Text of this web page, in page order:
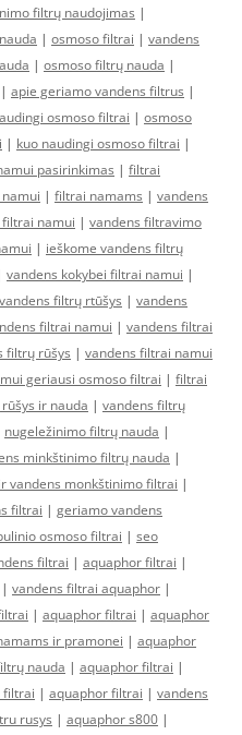
filtrų naudojimas |
| osmoso filtrai | vandens
| osmoso filtrų nauda |
| apie geriamo vandens filtrus |
osmoso filtrai | osmoso
| kuo naudingi osmoso filtrai |
pasirinkimas | filtrai
| filtrai namams | vandens
namui | vandens filtravimo
| ieškome vandens filtrų
vandens kokybei filtrai namui |
vandens filtrų rtūšys | vandens
filtrai namui | vandens filtrai
filtrų rūšys | vandens filtrai namui
geriausi osmoso filtrai | filtrai
ir nauda | vandens filtrų
nugeležinimo filtrų nauda |
minkštinimo filtrų nauda |
vandens monkštinimo filtrai |
filtrai | geriamo vandens
osmoso filtrai | seo
filtrai | aquaphor filtrai |
| vandens filtrai aquaphor |
| aquaphor filtrai | aquaphor
ir pramonei | aquaphor
nauda | aquaphor filtrai |
filtrai | aquaphor filtrai | vandens
rusys | aquaphor s800 |